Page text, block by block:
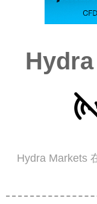
Hydra Markets